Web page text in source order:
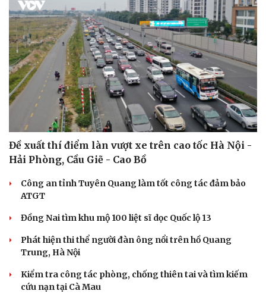
Du lịch
Tư vấn
check-in
Câu chuyện thời sự
Cửa sổ tình yêu
Đề xuất thí điểm làn vượt xe trên cao tốc Hà Nội -
Hải Phòng, Cầu Giẽ - Cao Bồ
Công an tỉnh Tuyên Quang làm tốt công tác đảm bảo
ATGT
Đồng Nai tìm khu mộ 100 liệt sĩ dọc Quốc lộ 13
Phát hiện thi thể người đàn ông nổi trên hồ Quang
Trung, Hà Nội
Kiểm tra công tác phòng, chống thiên tai và tìm kiếm
cứu nạn tại Cà Mau